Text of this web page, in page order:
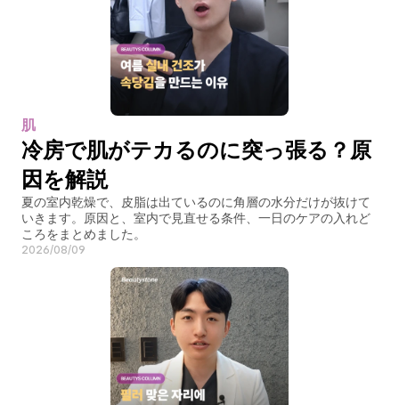
肌
冷房で肌がテカるのに突っ張る？原
因を解説
夏の室内乾燥で、皮脂は出ているのに角層の水分だけが抜けて
いきます。原因と、室内で見直せる条件、一日のケアの入れど
ころをまとめました。
2026/08/09